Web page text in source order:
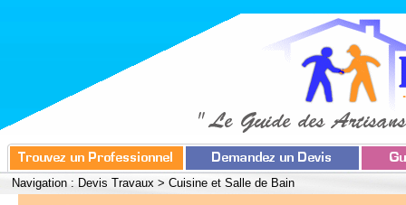
Navigation : Devis Travaux > Cuisine et Salle de Bain